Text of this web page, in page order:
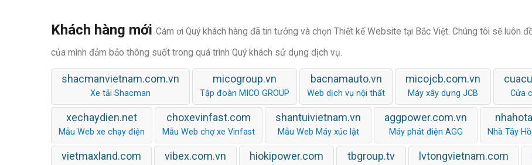
Khách hàng mới Cám ơi Quý khách hàng đã tin tưởng và chọn Thiết kế Website tại Bắc Việt. Chúng tôi sẽ luôn
của mình đảm bảo thông suốt trong quá trình Quý khách sử dụng dịch vụ.
shacmanvietnam.com.vn
Xe tải Shacman
micogroup.vn
Tập đoàn MICO GROUP
bacnamauto.vn
Web dịch vụ nội thất
micojcb.com.vn
Máy xây dựng JCB Cửa
xechaydien.net
Mẫu Web xe chạy điện
choxevinfast.com
Mẫu Web chợ xe Vinfast
shantuivietnam.vn
Mẫu Web Máy xúc lật
aggpower.com.vn
Máy phát điện AGG Nhà Tây
vietmaxland.com vibex.com.vn hiokipower.com tbgroup.tv lvtongvietnam.com